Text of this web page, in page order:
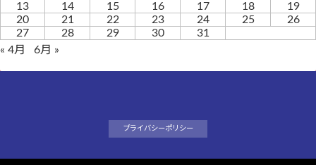
13
14 15 16 17 18
19
20
21 22 23 24 25
26
27
28 29 30
31
« 4月
6月 »
プライバシーポリシー